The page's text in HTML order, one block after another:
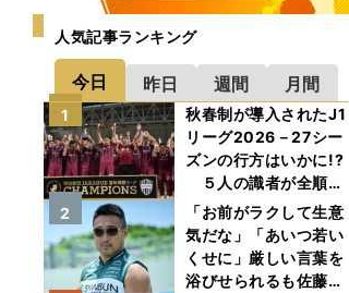
人気記事ランキング
今日 昨日 週間 月間
秋春制が導入されたJ1
リーグ2026－27シー
ズンの行方はいかに!?
５人の識者が全順位
を大胆予想
1
「お前がラクして生意
気だな」「あいつ若い
くせに」厳しい言葉を
浴びせられるも佐藤慎
2